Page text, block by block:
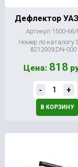
Дефлектор
Артикул 1500-
Номер по каталогу
8212009;DN-
Цена: 818
- +
В КОРЗИНУ